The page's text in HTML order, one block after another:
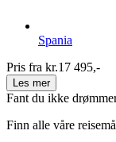
Spania
Pris fra kr.17 495,-
Les mer
Fant du ikke
Finn alle våre